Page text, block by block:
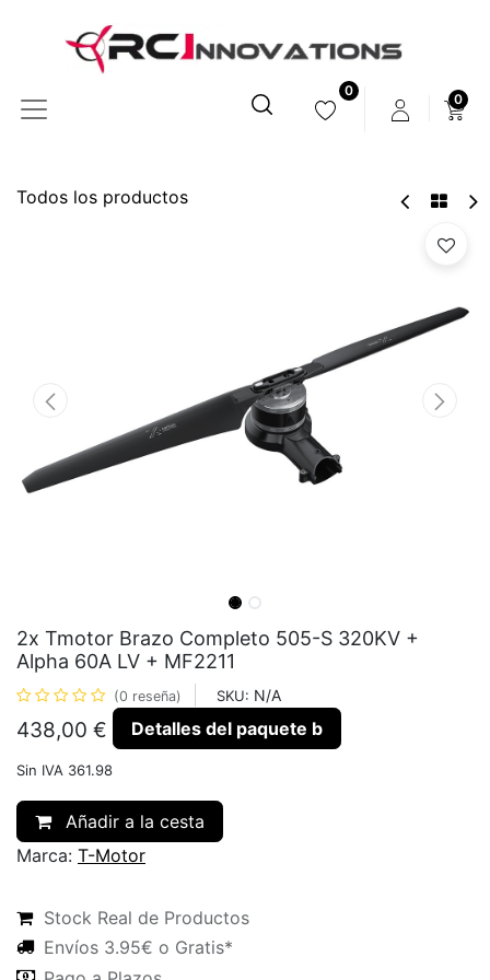
0
0
Todos los productos
2x Tmotor Brazo Completo 505-S 320KV +
Alpha 60A LV + MF2211
(0 reseña) SKU: N/A
438,00 € Detalles del paquete b
Sin IVA 361.98
Añadir a la cesta
Marca: T-Motor
Stock Real de Productos
Envíos 3.95€ o Gratis*